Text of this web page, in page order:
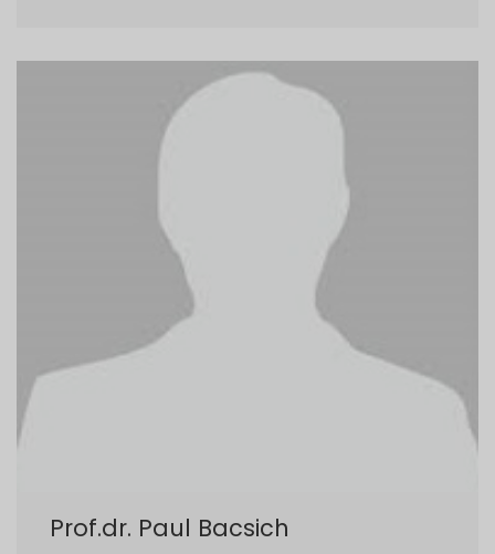
Prof.dr. Paul Bacsich